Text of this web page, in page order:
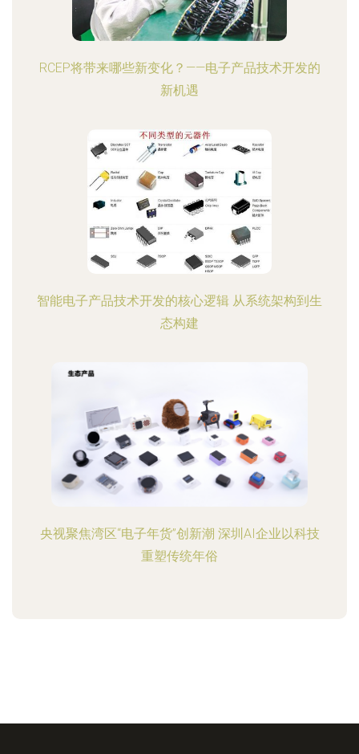
RCEP将带来哪些新变化？——电子产品技术开发的
新机遇
智能电子产品技术开发的核心逻辑 从系统架构到生
态构建
央视聚焦湾区“电子年货”创新潮 深圳AI企业以科技
重塑传统年俗